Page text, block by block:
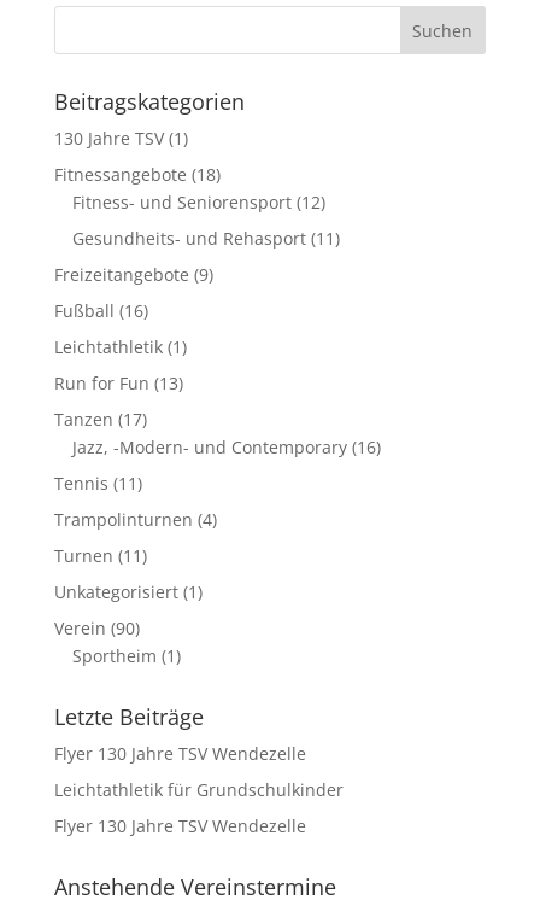
Beitragskategorien
130 Jahre TSV(1)
Fitnessangebote (18)
Fitness- und Seniorensport(12)
Gesundheits- und Rehasport(11)
Freizeitangebote (9)
Fußball (16)
Leichtathletik(1)
Run for Fun (13)
Tanzen (17)
Jazz, -Modern- und Contemporary(16)
Tennis (11)
Trampolinturnen (4)
Turnen (11)
Unkategorisiert(1)
Verein (90)
Sportheim (1)
Letzte Beiträge
Flyer 130 Jahre TSV Wendezelle
Leichtathletik für Grundschulkinder
Flyer 130 Jahre TSV Wendezelle
Anstehende Vereinstermine